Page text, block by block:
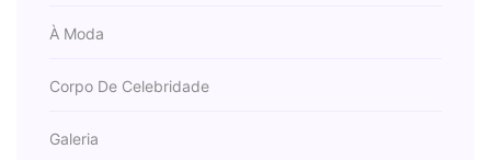
À Moda
Corpo De Celebridade
Galeria